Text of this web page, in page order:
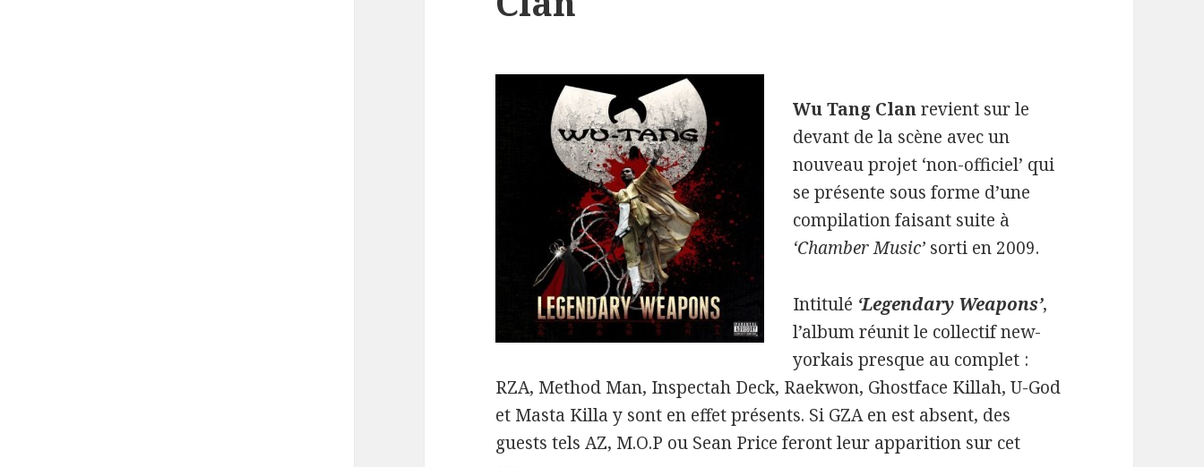
Wu Tang Clanrevient sur le
devant de la scène avec un
nouveau projet ‘non-officiel’ qui
se présente sous forme d’une
compilation faisant suite à
‘Chamber Music’ sorti en 2009.
Intitulé ‘Legendary Weapons’,
l’album réunit le collectif new-
yorkais presque au complet :
RZA, Method Man, Inspectah Deck, Raekwon, Ghostface Killah, U-God
et Masta Killa y sont en effet présents. Si GZA en est absent, des
guests tels AZ, M.O.P ou Sean Price feront leur apparition sur cet